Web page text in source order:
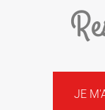
JE